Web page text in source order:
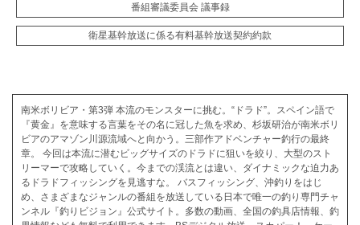
番組審議委員会 議事録
衛星基幹放送に係る有料基幹放送契約約款
南米ボリビア・第3弾 本流のモンスターに挑む。“ドラド”。スペイン語で
『黄金』を意味する言葉をその名に冠した魚を求め、杉坂研治が南米ボリ
ビアのアマゾン川源流域へと向かう。三部作アドベンチャー釣行の最終
章。 今回は本流に潜むビッグサイズのドラドに狙いを絞り、大型のスト
リーマーで攻略していく。今までの渓流とは違い、ダイナミックな迫力あ
るドラドフィッシングを見逃すな。 バスフィッシング、沖釣りをはじ
め、さまざまなジャンルの番組を放送している日本で唯一の釣り専門チャ
ンネル『釣りビジョン』公式サイト。多数の動画、全国の釣具店情報、釣